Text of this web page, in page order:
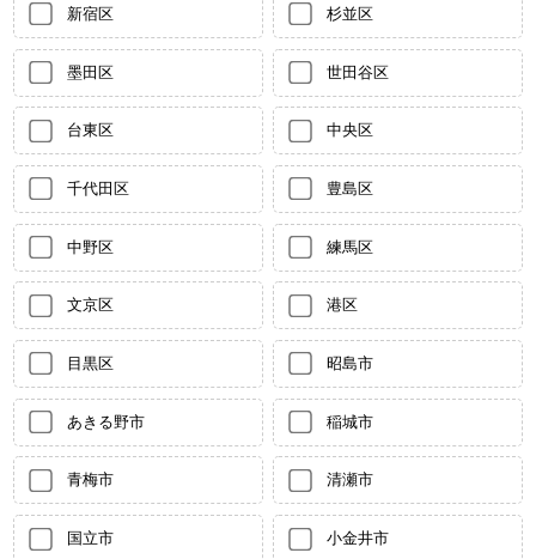
新宿区 杉並区
墨田区 世田谷区
台東区 中央区
千代田区 豊島区
中野区 練馬区
文京区 港区
目黒区 昭島市
あきる野市 稲城市
青梅市 清瀬市
国立市 小金井市